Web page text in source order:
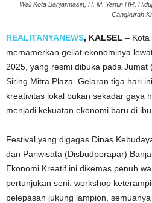
Wali Kota Banjarmasin, H. M. Yamin HR,
Cangkurah
REALITANYANEWS, KALSEL – Kota
memamerkan geliat ekonominya
2025, yang resmi dibuka pada Jumat
Siring Mitra Plaza. Gelaran tiga hari
kreativitas lokal bukan sekadar gaya
menjadi kekuatan ekonomi baru di
Festival yang digagas Dinas
dan Pariwisata (Disbudporapar)
Ekonomi Kreatif ini dikemas penuh
pertunjukan seni, workshop
pelepasan jukung lampion,